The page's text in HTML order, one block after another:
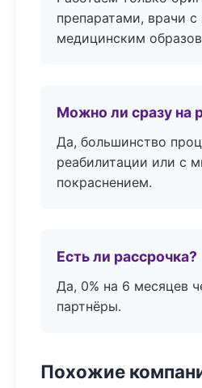
препаратами, врачи
медицинским
Можно ли сразу на
Да, большинство
реабилитации или с
покраснением.
Есть ли рассрочка?
Да, 0% на 6 месяцев
партнёры.
Похожие